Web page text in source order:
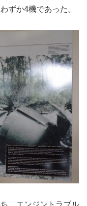
ずか4機であった。